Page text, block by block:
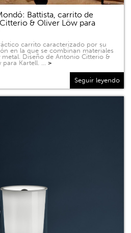
Battista, carrito de
& Oliver Löw para
carrito caracterizado por su
en la que se combinan materiales
metal. Diseño de Antonio Citterio &
para Kartell. … >
Seguir leyendo